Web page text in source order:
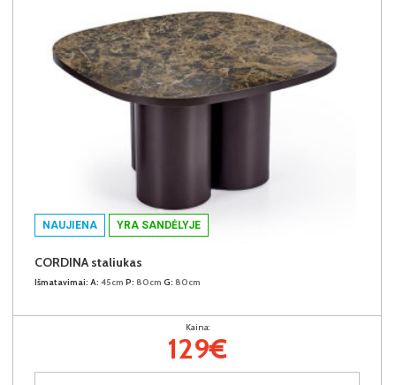
NAUJIENA YRA SANDĖLYJE
CORDINA staliukas
Išmatavimai: A: 45cm P: 80cm G: 80cm
Kaina:
129€